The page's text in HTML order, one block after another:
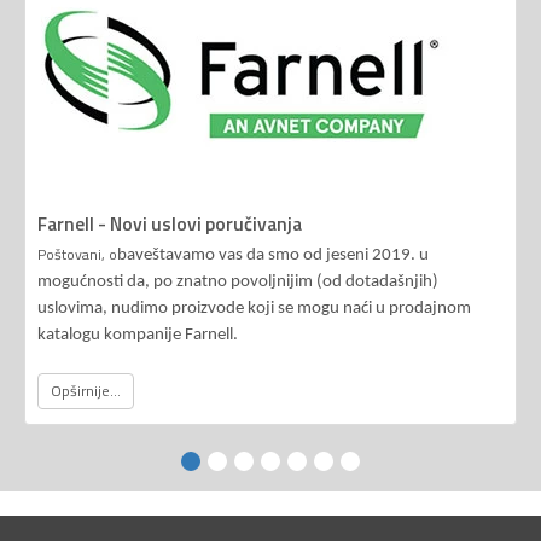
Farnell - Novi uslovi poručivanja
Poštovani, obaveštavamo vas da smo od jeseni 2019. u
mogućnosti da, po znatno povoljnijim (od dotadašnjih)
uslovima, nudimo proizvode koji se mogu naći u prodajnom
katalogu kompanije Farnell.
Opširnije...